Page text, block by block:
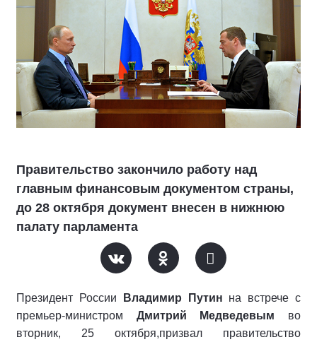
Правительство закончило работу над
главным финансовым документом страны,
до 28 октября документ внесен в нижнюю
палату парламента
Президент России Владимир Путин на встрече с
премьер-министром Дмитрий Медведевым во
вторник, 25 октября,призвал правительство